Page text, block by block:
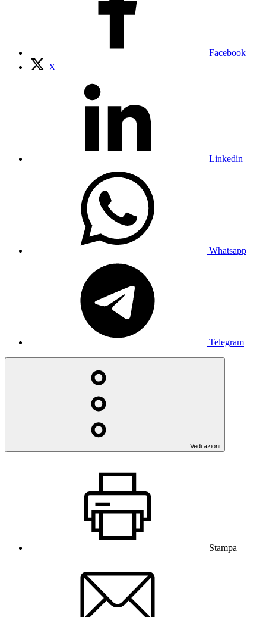
Facebook
X
Linkedin
Whatsapp
Telegram
Vedi azioni
Stampa